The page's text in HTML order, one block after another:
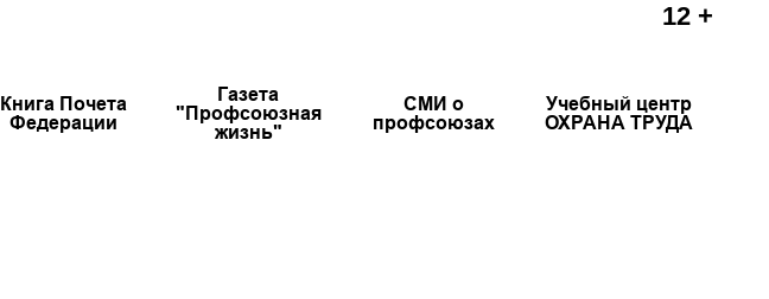
12 +
Книга Почета
Федерации
Газета
"Профсоюзная
жизнь"
СМИ о
профсоюзах
Учебный центр
ОХРАНА ТРУДА